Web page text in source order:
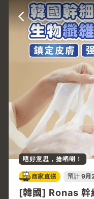
唔好意思，搶哂喇！
商家直送 預計 9月
[韓國] Ronas 幹